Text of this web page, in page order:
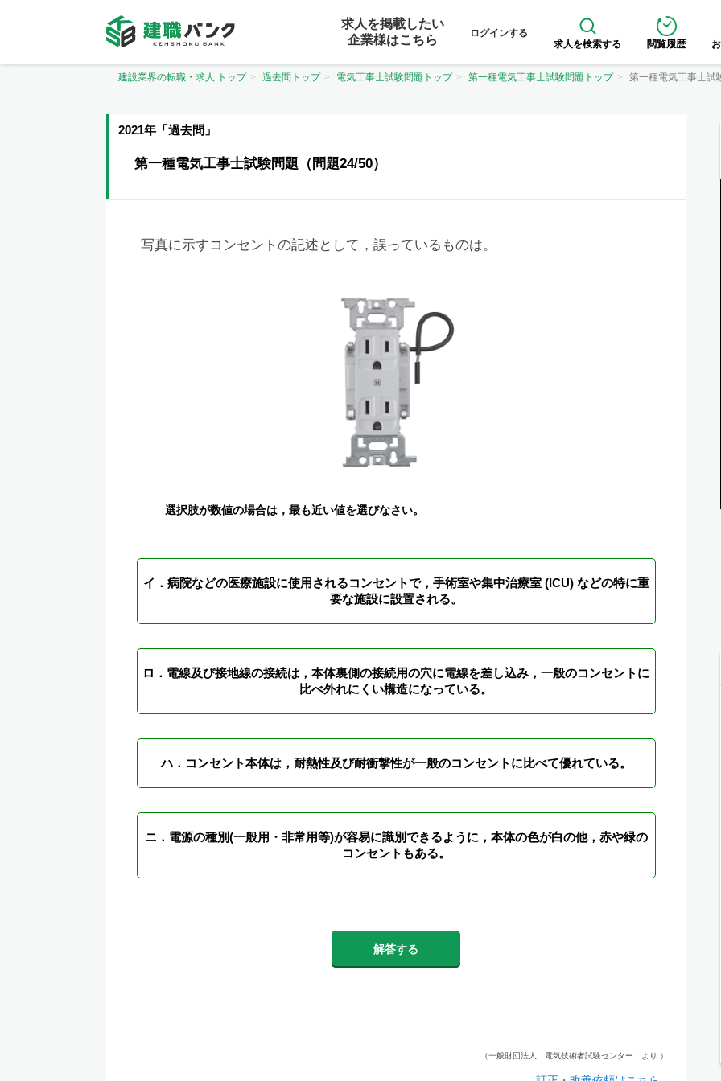
求人を掲載したい
企業様はこちら
ログインする
求人を検索する
閲覧履歴
建設業界の転職・求人 トップ 過去問トップ 電気工事士試験問題トップ 第一種電気工事士試験問題トップ 第一種電気工事士試
2021年「過去問」
第一種電気工事士試験問題（問題24/50）
写真に示すコンセントの記述として，誤っているものは。
選択肢が数値の場合は，最も近い値を選びなさい。
イ．病院などの医療施設に使用されるコンセントで，手術室や集中治療室 (ICU) などの特に重
要な施設に設置される。
ロ．電線及び接地線の接続は，本体裏側の接続用の穴に電線を差し込み，一般のコンセントに
比べ外れにくい構造になっている。
ハ．コンセント本体は，耐熱性及び耐衝撃性が一般のコンセントに比べて優れている。
ニ．電源の種別(一般用・非常用等)が容易に識別できるように，本体の色が白の他，赤や緑の
コンセントもある。
解答する
（一般財団法人 電気技術者試験センター より ）